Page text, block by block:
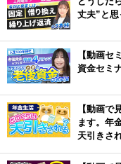
丈夫”と思
【動画セ
資金セミ
【動画で
ます。年
天引きさ